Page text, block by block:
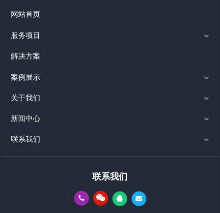
网站首页
服务项目
解决方案
案例展示
关于我们
新闻中心
联系我们
联系我们